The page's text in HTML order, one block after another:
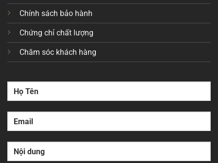
Chính sách bảo hành
Chứng chỉ chất lượng
Chăm sóc khách hàng